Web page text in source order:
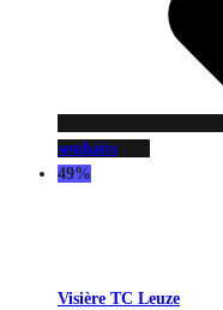
souhaits
49%
Visière TC Leuze